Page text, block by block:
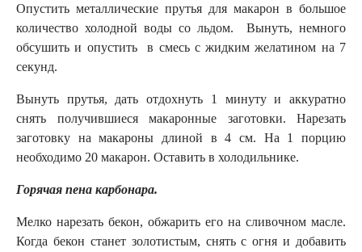
Опустить металлические прутья для макарон в большое
количество холодной воды со льдом. Вынуть, немного
обсушить и опустить в смесь с жидким желатином на 7
секунд.
Вынуть прутья, дать отдохнуть 1 минуту и аккуратно
снять получившиеся макаронные заготовки. Нарезать
заготовку на макароны длиной в 4 см. На 1 порцию
необходимо 20 макарон. Оставить в холодильнике.
Горячая пена карбонара.
Мелко нарезать бекон, обжарить его на сливочном масле.
Когда бекон станет золотистым, снять с огня и добавить